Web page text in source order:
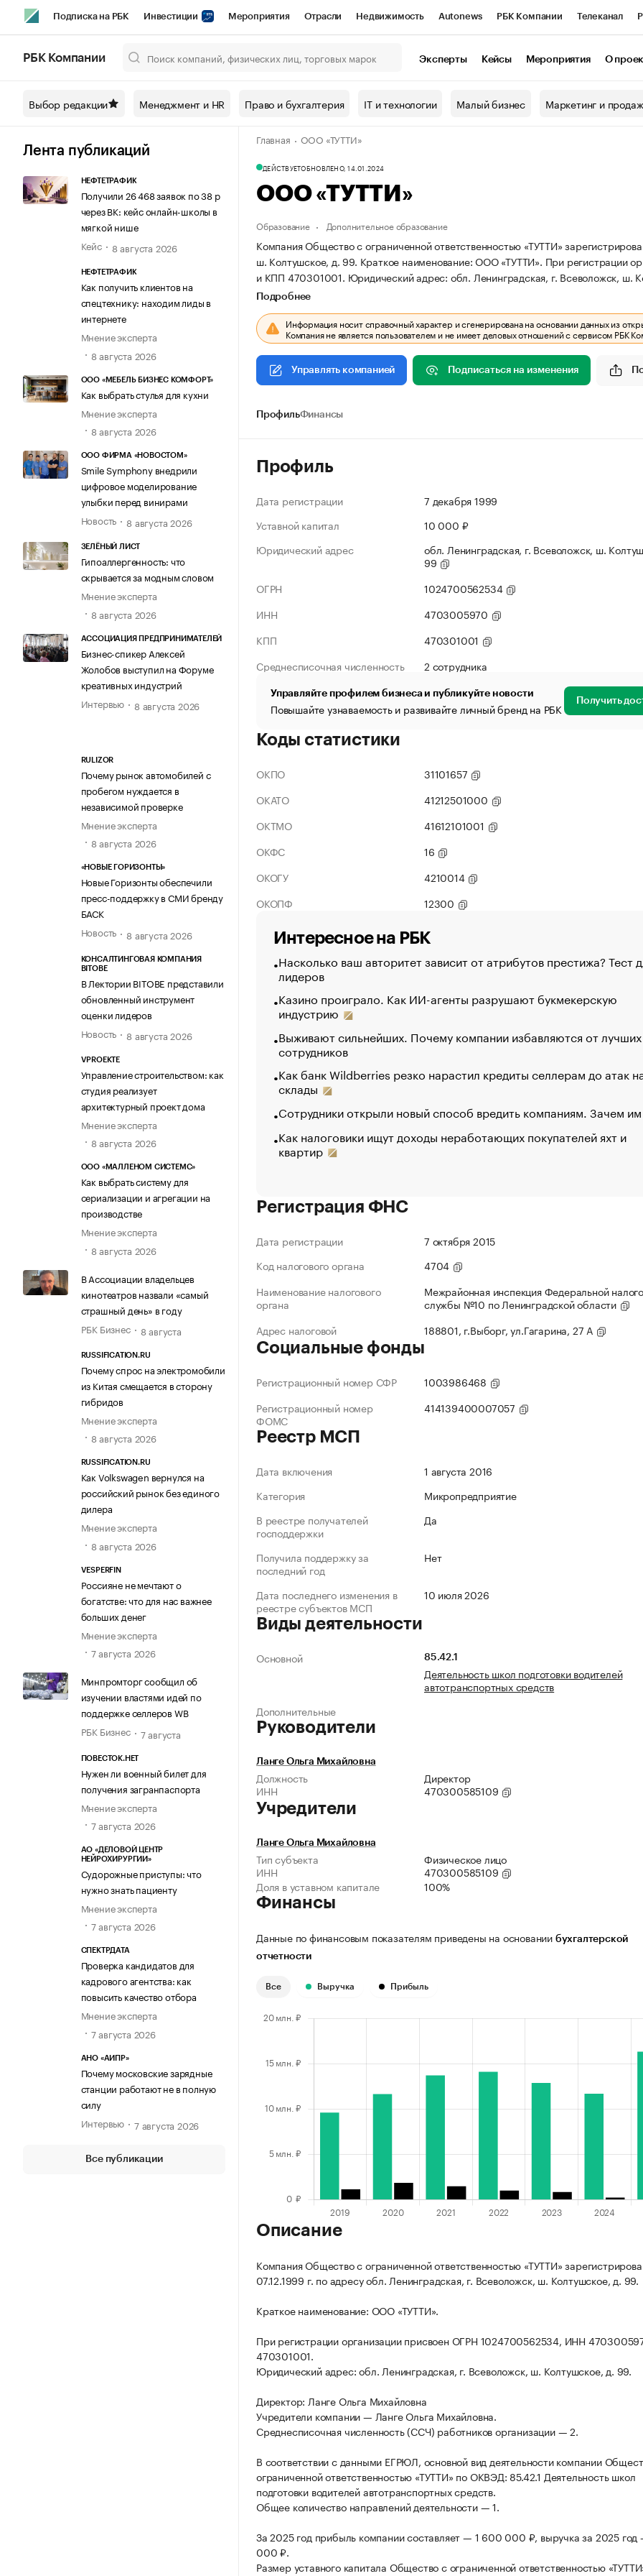
Подписка на РБК Инвестиции Мероприятия Отрасли Недвижимость Autonews РБК Компании Телеканал
Спецпроекты СПб Конференции СПб Спецпроекты Проверка контрагентов
Технологии и медиа Рынок наличной валюты
РБК Компании Эксперты Кейсы Мероприятия О
Выбор редакции Менеджмент и HR Право и бухгалтерия IT и технологии Малый бизнес Маркетинг и
Лента публикаций
НЕФТЕТРАФИК
Получили 26 468 заявок по 38 р
через ВК: кейс онлайн-школы в
мягкой нише
Кейс
8 августа 2026
НЕФТЕТРАФИК
Как получить клиентов на
спецтехнику: находим лиды в
интернете
Мнение эксперта
8 августа 2026
ООО «МЕБЕЛЬ БИЗНЕС КОМФОРТ»
Как выбрать стулья для кухни
Мнение эксперта
8 августа 2026
ООО ФИРМА «НОВОСТОМ»
Smile Symphony внедрили
цифровое моделирование
улыбки перед винирами
Новость
8 августа 2026
ЗЕЛЁНЫЙ ЛИСТ
Гипоаллергенность: что
скрывается за модным словом
Мнение эксперта
8 августа 2026
АССОЦИАЦИЯ ПРЕДПРИНИМАТЕЛЕЙ
Бизнес-спикер Алексей
Жолобов выступил на Форуме
креативных индустрий
Интервью
8 августа 2026
RULIZOR
Почему рынок автомобилей с
пробегом нуждается в
независимой проверке
Мнение эксперта
8 августа 2026
«НОВЫЕ ГОРИЗОНТЫ»
Новые Горизонты обеспечили
пресс-поддержку в СМИ бренду
БАСК
Новость
8 августа 2026
КОНСАЛТИНГОВАЯ КОМПАНИЯ
BITOBE
В Лектории BITOBE представили
обновленный инструмент
оценки лидеров
Новость
8 августа 2026
VPROEKTE
Управление строительством: как
студия реализует
архитектурный проект дома
Мнение эксперта
8 августа 2026
ООО «МАЛЛЕНОМ СИСТЕМС»
Как выбрать систему для
сериализации и агрегации на
производстве
Мнение эксперта
8 августа 2026
В Ассоциации владельцев
кинотеатров назвали «самый
страшный день» в году
РБК Бизнес
8 августа
RUSSIFICATION.RU
Почему спрос на электромобили
из Китая смещается в сторону
гибридов
Мнение эксперта
8 августа 2026
RUSSIFICATION.RU
Как Volkswagen вернулся на
российский рынок без единого
дилера
Мнение эксперта
8 августа 2026
VESPERFIN
Россияне не мечтают о
богатстве: что для нас важнее
больших денег
Мнение эксперта
7 августа 2026
Минпромторг сообщил об
изучении властями идей по
поддержке селлеров WB
РБК Бизнес
7 августа
ПОВЕСТОК.НЕТ
Нужен ли военный билет для
получения загранпаспорта
Мнение эксперта
7 августа 2026
АО «ДЕЛОВОЙ ЦЕНТР
НЕЙРОХИРУРГИИ»
Судорожные приступы: что
нужно знать пациенту
Мнение эксперта
7 августа 2026
СПЕКТРДАТА
Проверка кандидатов для
кадрового агентства: как
повысить качество отбора
Мнение эксперта
7 августа 2026
АНО «АИПР»
Почему московские зарядные
станции работают не в полную
силу
Интервью
7 августа 2026
Все публикации
Главная ООО «ТУТТИ»
ДЕЙСТВУЕТОБНОВЛЕНО, 14.01.2024
ООО «ТУТТИ»
Образование Дополнительное образование
Компания Общество с ограниченной ответственностью «ТУТТИ»
ш. Колтушское, д. 99. Краткое наименование: ООО «ТУТТИ». При регистрации
и КПП 470301001. Юридический адрес: обл. Ленинградская, г. Всеволожск, ш.
Подробнее
Информация носит справочный характер и сгенерирована на основании данных из
Компания не является пользователем и не имеет деловых отношений с сервисом РБК
Управлять компанией Подписаться на изменения
ПрофильФинансы
Профиль
Дата регистрации
7 декабря 1999
Уставной капитал
10 000 ₽
Юридический адрес
обл. Ленинградская, г. Всеволожск, ш.
99
ОГРН
1024700562534
ИНН
4703005970
КПП
470301001
Среднесписочная численность
2 сотрудника
Управляйте профилем бизнеса и публикуйте новости
Повышайте узнаваемость и развивайте личный бренд на РБК Получить
Коды статистики
ОКПО
31101657
ОКАТО
41212501000
ОКТМО
41612101001
ОКФС
16
ОКОГУ
4210014
ОКОПФ
12300
Интересное на РБК
Насколько ваш авторитет зависит от атрибутов престижа? Тест
лидеров
Казино проиграло. Как ИИ-агенты разрушают букмекерскую
индустрию
Выживают сильнейших. Почему компании избавляются от лучших
сотрудников
Как банк Wildberries резко нарастил кредиты селлерам до атак
склады
Сотрудники открыли новый способ вредить компаниям. Зачем
Как налоговики ищут доходы неработающих покупателей яхт и
квартир
Регистрация ФНС
Дата регистрации
7 октября 2015
Код налогового органа
4704
Наименование налогового
органа
Межрайонная инспекция Федеральной
службы №10 по Ленинградской области
Адрес налоговой
188801, г.Выборг, ул.Гагарина, 27 А
Социальные фонды
Регистрационный номер СФР
1003986468
Регистрационный номер
ФОМС
414139400007057
Реестр МСП
Дата включения
1 августа 2016
Категория
Микропредприятие
В реестре получателей
господдержки
Да
Получила поддержку за
последний год
Нет
Дата последнего изменения в
реестре субъектов МСП
10 июля 2026
Виды деятельности
Основной 85.42.1
Деятельность школ подготовки водителей
автотранспортных средств
Дополнительные
Руководители
Ланге Ольга Михайловна
Должность
Директор
ИНН
470300585109
Учредители
Ланге Ольга Михайловна
Тип субъекта
Физическое лицо
ИНН
470300585109
Доля в уставном капитале
100%
Финансы
Данные по финансовым показателям приведены на основании бухгалтерской
отчетности
Все Выручка Прибыль
Описание
Компания Общество с ограниченной ответственностью «ТУТТИ»
07.12.1999 г. по адресу обл. Ленинградская, г. Всеволожск, ш. Колтушское, д. 99.
Краткое наименование: ООО «ТУТТИ».
При регистрации организации присвоен ОГРН 1024700562534, ИНН
470301001.
Юридический адрес: обл. Ленинградская, г. Всеволожск, ш. Колтушское, д. 99.
Директор: Ланге Ольга Михайловна
Учредители компании — Ланге Ольга Михайловна.
Среднесписочная численность (ССЧ) работников организации — 2.
В соответствии с данными ЕГРЮЛ, основной вид деятельности компании
ограниченной ответственностью «ТУТТИ» по ОКВЭД: 85.42.1 Деятельность школ
подготовки водителей автотранспортных средств.
Общее количество направлений деятельности — 1.
За 2025 год прибыль компании составляет — 1 600 000 ₽, выручка за 2025
000 ₽.
Размер уставного капитала Общество с ограниченной ответственностью